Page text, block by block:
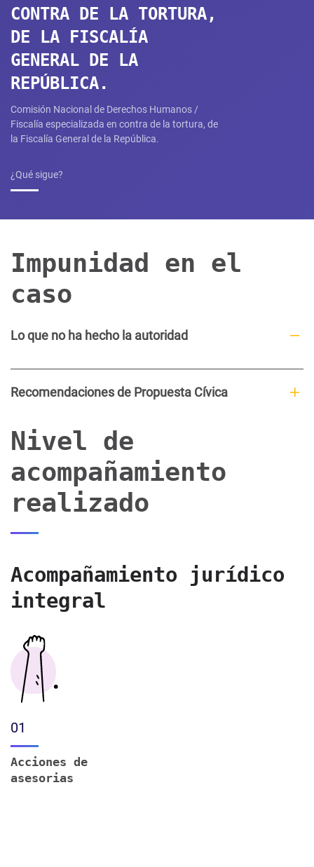
CONTRA DE LA TORTURA,
DE LA FISCALÍA
GENERAL DE LA
REPÚBLICA.
Comisión Nacional de Derechos Humanos /
Fiscalía especializada en contra de la tortura, de
la Fiscalía General de la República.​
¿Qué sigue?
Impunidad en el
caso
Lo que no ha hecho la autoridad
Recomendaciones de Propuesta Cívica
Nivel de
acompañamiento
realizado
Acompañamiento jurídico
integral
01
Acciones de
asesorias